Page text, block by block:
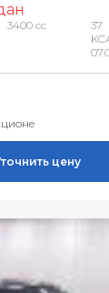
3400 сс
37
цену